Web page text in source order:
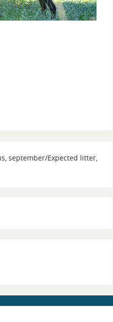
september/Expected litter,